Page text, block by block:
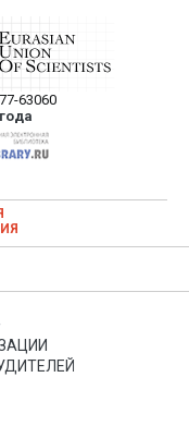
Ученых —
статей в
журнале
63060
научных статей в
журнале